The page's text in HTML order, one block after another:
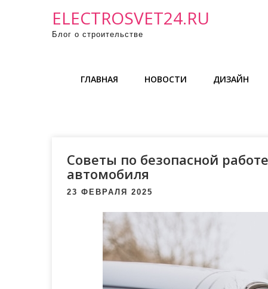
ELECTROSVET24.RU
Блог о строительстве
ГЛАВНАЯ НОВОСТИ ДИЗАЙН
Советы по безопасной
автомобиля
23 ФЕВРАЛЯ 2025